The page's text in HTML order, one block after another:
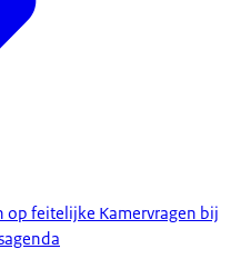
feitelijke Kamervragen bij